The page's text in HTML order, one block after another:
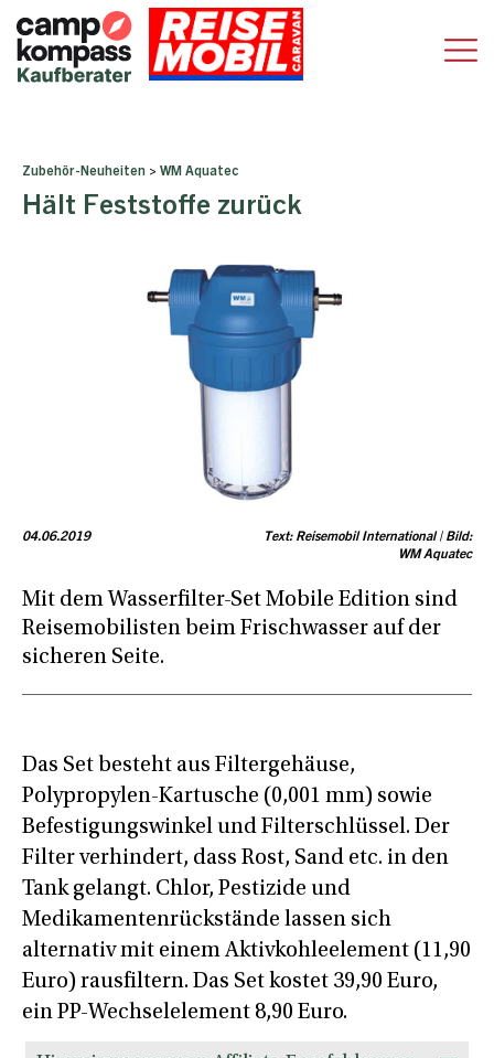
Zubehör-Neuheiten > WM Aquatec
Hält Feststoffe zurück
04.06.2019
Text: Reisemobil International | Bild:
WM Aquatec
Mit dem Wasserfilter-Set Mobile Edition sind
Reisemobilisten beim Frischwasser auf der
sicheren Seite.
Das Set besteht aus Filtergehäuse,
Polypropylen-Kartusche (0,001 mm) sowie
Befestigungswinkel und Filterschlüssel. Der
Filter verhindert, dass Rost, Sand etc. in den
Tank gelangt. Chlor, Pestizide und
Medikamentenrückstände lassen sich
alternativ mit einem Aktivkohleelement (11,90
Euro) rausfiltern. Das Set kostet 39,90 Euro,
ein PP-Wechselelement 8,90 Euro.